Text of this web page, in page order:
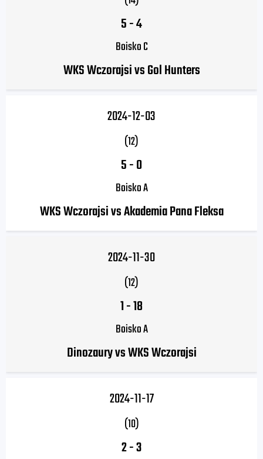
5-4
Boisko C
WKS Wczorajsi vs Gol Hunters
2024-12-03
(12)
5-0
Boisko A
WKS Wczorajsi vs Akademia Pana Fleksa
2024-11-30
(12)
1-18
Boisko A
Dinozaury vs WKS Wczorajsi
2024-11-17
(10)
2-3